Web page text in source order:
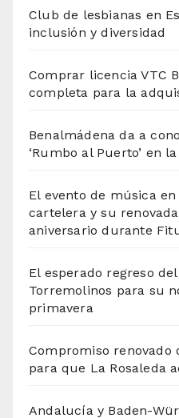
Club de lesbianas en
inclusión y diversidad
Comprar licencia VTC
completa para la
Benalmádena da a
‘Rumbo al Puerto’ en
El evento de música
cartelera y su
aniversario durante
El esperado regreso
Torremolinos para su
primavera
Compromiso renovado
para que La Rosaleda
Andalucía y Baden-